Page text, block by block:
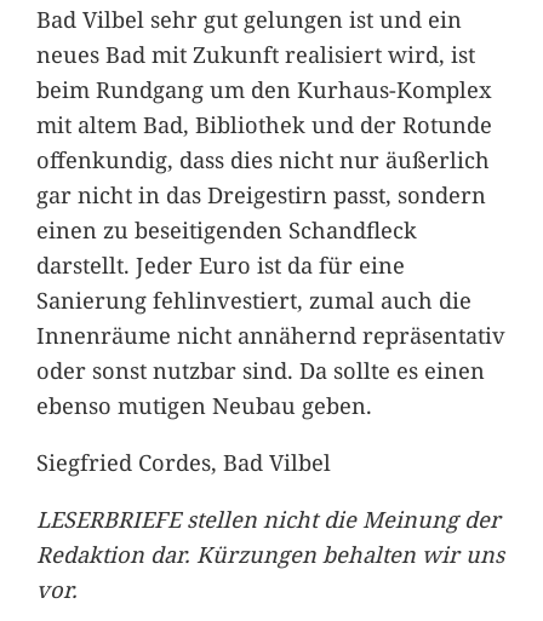
Bad Vilbel sehr gut gelungen ist und ein
neues Bad mit Zukunft realisiert wird, ist
beim Rundgang um den Kurhaus-Komplex
mit altem Bad, Bibliothek und der Rotunde
offenkundig, dass dies nicht nur äußerlich
gar nicht in das Dreigestirn passt, sondern
einen zu beseitigenden Schandfleck
darstellt. Jeder Euro ist da für eine
Sanierung fehlinvestiert, zumal auch die
Innenräume nicht annähernd repräsentativ
oder sonst nutzbar sind. Da sollte es einen
ebenso mutigen Neubau geben.
Siegfried Cordes, Bad Vilbel
LESERBRIEFE stellen nicht die Meinung der
Redaktion dar. Kürzungen behalten wir uns
vor.